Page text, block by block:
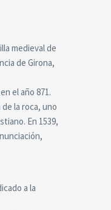
medieval de
de Girona,
el año 871.
la roca, uno
En 1539,
a la